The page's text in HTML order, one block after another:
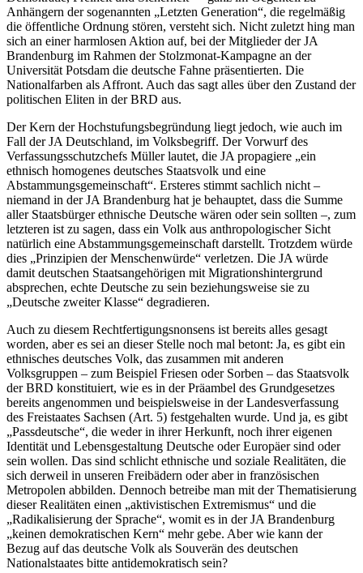
Anhängern der sogenannten „Letzten Generation“, die regelmäßig
die öffentliche Ordnung stören, versteht sich. Nicht zuletzt hing man
sich an einer harmlosen Aktion auf, bei der Mitglieder der JA
Brandenburg im Rahmen der Stolzmonat-Kampagne an der
Universität Potsdam die deutsche Fahne präsentierten. Die
Nationalfarben als Affront. Auch das sagt alles über den Zustand der
politischen Eliten in der BRD aus.
Der Kern der Hochstufungsbegründung liegt jedoch, wie auch im
Fall der JA Deutschland, im Volksbegriff. Der Vorwurf des
Verfassungsschutzchefs Müller lautet, die JA propagiere „ein
ethnisch homogenes deutsches Staatsvolk und eine
Abstammungsgemeinschaft“. Ersteres stimmt sachlich nicht –
niemand in der JA Brandenburg hat je behauptet, dass die Summe
aller Staatsbürger ethnische Deutsche wären oder sein sollten –, zum
letzteren ist zu sagen, dass ein Volk aus anthropologischer Sicht
natürlich eine Abstammungsgemeinschaft darstellt. Trotzdem würde
dies „Prinzipien der Menschenwürde“ verletzen. Die JA würde
damit deutschen Staatsangehörigen mit Migrationshintergrund
absprechen, echte Deutsche zu sein beziehungsweise sie zu
„Deutsche zweiter Klasse“ degradieren.
Auch zu diesem Rechtfertigungsnonsens ist bereits alles gesagt
worden, aber es sei an dieser Stelle noch mal betont: Ja, es gibt ein
ethnisches deutsches Volk, das zusammen mit anderen
Volksgruppen – zum Beispiel Friesen oder Sorben – das Staatsvolk
der BRD konstituiert, wie es in der Präambel des Grundgesetzes
bereits angenommen und beispielsweise in der Landesverfassung
des Freistaates Sachsen (Art. 5) festgehalten wurde. Und ja, es gibt
„Passdeutsche“, die weder in ihrer Herkunft, noch ihrer eigenen
Identität und Lebensgestaltung Deutsche oder Europäer sind oder
sein wollen. Das sind schlicht ethnische und soziale Realitäten, die
sich derweil in unseren Freibädern oder aber in französischen
Metropolen abbilden. Dennoch betreibe man mit der Thematisierung
dieser Realitäten einen „aktivistischen Extremismus“ und die
„Radikalisierung der Sprache“, womit es in der JA Brandenburg
„keinen demokratischen Kern“ mehr gebe. Aber wie kann der
Bezug auf das deutsche Volk als Souverän des deutschen
Nationalstaates bitte antidemokratisch sein?